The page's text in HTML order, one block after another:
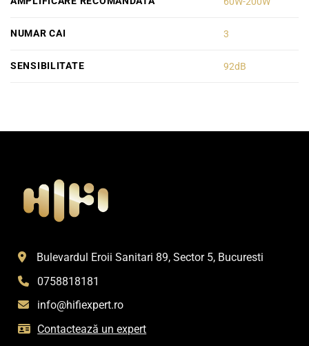
NUMAR CAI 3
SENSIBILITATE 92dB
Bulevardul Eroii Sanitari 89, Sector 5, Bucuresti
0758818181
info@hifiexpert.ro
Contactează un expert